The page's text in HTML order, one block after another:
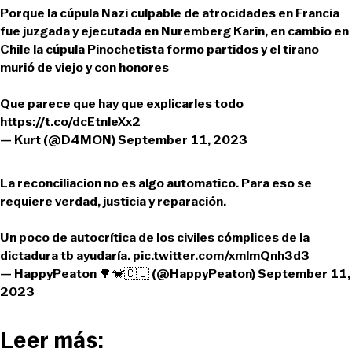
Porque la cúpula Nazi culpable de atrocidades en Francia
fue juzgada y ejecutada en Nuremberg Karin, en cambio en
Chile la cúpula Pinochetista formo partidos y el tirano
murió de viejo y con honores
Que parece que hay que explicarles todo
https://t.co/dcEtnleXx2
— Kurt (@D4MON)September 11, 2023
La reconciliacion no es algo automatico. Para eso se
requiere verdad, justicia y reparación.
Un poco de autocrítica de los civiles cómplices de la
dictadura tb ayudaría.pic.twitter.com/xmlmQnh3d3
— HappyPeaton 🌳🐒🇨🇱 (@HappyPeaton)September 11,
2023
Leer más: